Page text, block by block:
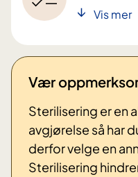
Vis mer
Vær
Sterilisering er en
avgjørelse så har
derfor velge en
Sterilisering